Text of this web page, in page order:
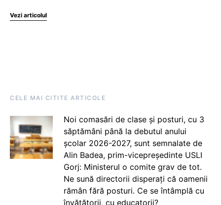
Vezi articolul
CELE MAI CITITE ARTICOLE
Noi comasări de clase și posturi, cu 3
săptămâni până la debutul anului
școlar 2026-2027, sunt semnalate de
Alin Badea, prim-vicepreședinte USLI
Gorj: Ministerul o comite grav de tot.
Ne sună directorii disperați că oamenii
rămân fără posturi. Ce se întâmplă cu
învățătorii, cu educatorii?